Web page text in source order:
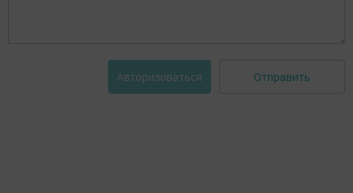
Авторизоваться Отправить